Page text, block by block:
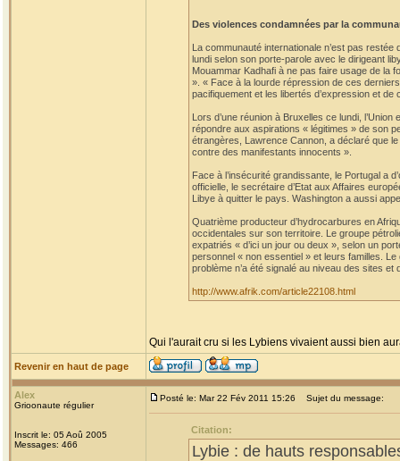
Des violences condamnées par la
La communauté internationale n’est pas
lundi selon son porte-parole avec le dirigeant
Mouammar Kadhafi à ne pas faire usage de la
». « Face à la lourde répression de ces
pacifiquement et les libertés d’expression et de
Lors d’une réunion à Bruxelles ce lundi,
répondre aux aspirations « légitimes » de son
étrangères, Lawrence Cannon, a déclaré que
contre des manifestants innocents ».
Face à l’insécurité grandissante, le Portugal a
officielle, le secrétaire d’Etat aux Affaires
Libye à quitter le pays. Washington a aussi
Quatrième producteur d’hydrocarbures en
occidentales sur son territoire. Le groupe
expatriés « d’ici un jour ou deux », selon un
personnel « non essentiel » et leurs familles.
problème n’a été signalé au niveau des sites
http://www.afrik.com/article22108.html
Qui l'aurait cru si les Lybiens vivaient aussi bien
Revenir en haut de page
Alex
Grioonaute régulier
Inscrit le: 05 Aoû 2005
Messages: 466
Posté le: Mar 22 Fév 2011 15:26 Sujet du message:
Citation:
Lybie : de hauts